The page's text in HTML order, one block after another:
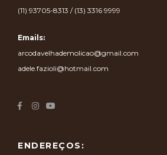
(11) 93705-8313 / (13) 3316 9999
Emails:
arcodavelhademolicao@gmail.com
adele.fazioli@hotmail.com
ENDEREÇOS: